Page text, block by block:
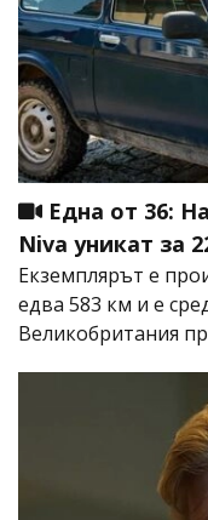
Една от 36:
Niva уникат за
Екземплярът е
едва 583 км и е
Великобритания